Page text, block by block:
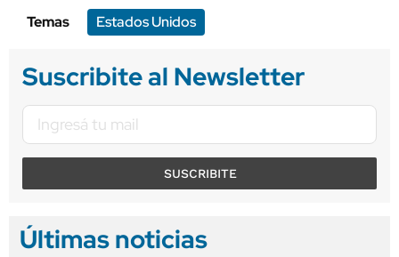
Temas
Estados Unidos
Suscribite al Newsletter
SUSCRIBITE
Últimas noticias